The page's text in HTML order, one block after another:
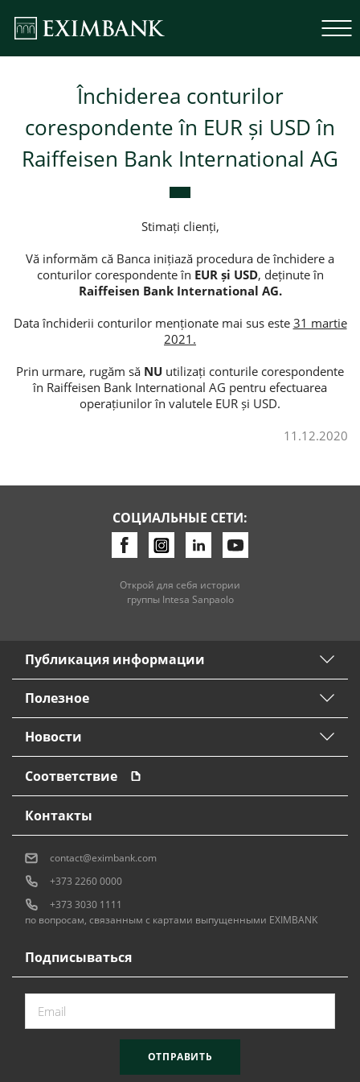
Потребительские кредиты
Închiderea conturilor
corespondente în EUR și USD în
Raiffeisen Bank International AG
Stimați clienți,
Vă informăm că Banca inițiază procedura de închidere a
conturilor corespondente în EUR și USD, deținute în
Raiffeisen Bank International AG.
Data închiderii conturilor menționate mai sus este 31 martie
2021.
Prin urmare, rugăm să NU utilizați conturile corespondente
în Raiffeisen Bank International AG pentru efectuarea
operațiunilor în valutele EUR și USD.
11.12.2020
СОЦИАЛЬНЫЕ СЕТИ:
Открой для себя истории
группы Intesa Sanpaolo
Публикация информации
Полезное
Новости
Соответствие
Подписываться
ОТПРАВИТЬ
Контакты
contact@eximbank.com
+373 2260 0000
+373 3030 1111
по вопросам, связанным с картами выпущенными EXIMBANK